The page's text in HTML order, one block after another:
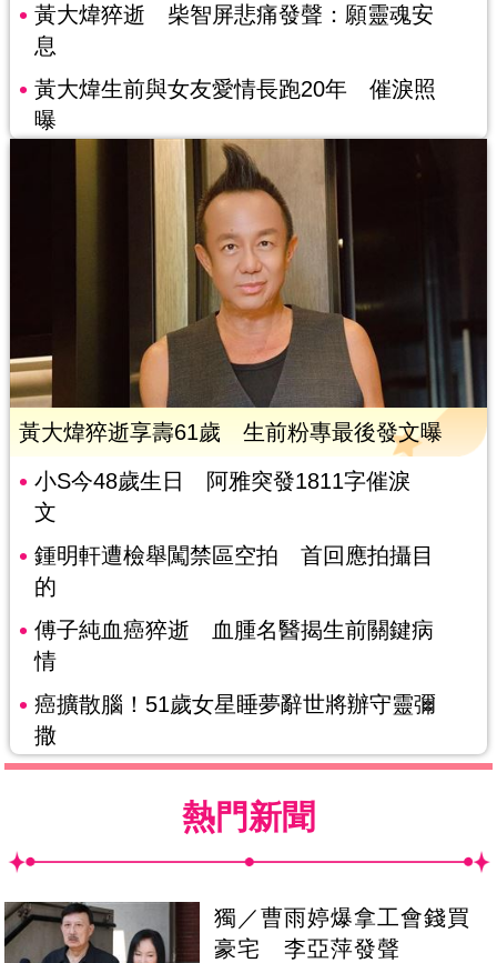
黃大煒猝逝 柴智屏悲痛發聲：願靈魂安
息
黃大煒生前與女友愛情長跑20年 催淚照
曝
黃大煒猝逝享壽61歲 生前粉專最後發文曝
小S今48歲生日 阿雅突發1811字催淚
文
鍾明軒遭檢舉闖禁區空拍 首回應拍攝目
的
傅子純血癌猝逝 血腫名醫揭生前關鍵病
情
癌擴散腦！51歲女星睡夢辭世將辦守靈彌
撒
熱門新聞
獨／曹雨婷爆拿工會錢買
豪宅 李亞萍發聲